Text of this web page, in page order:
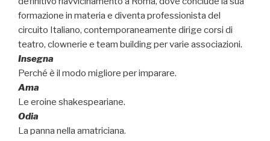
formazione in materia e diventa professionista del
circuito Italiano, contemporaneamente dirige corsi di
teatro, clownerie e team building per varie associazioni.
Insegna
Perché è il modo migliore per imparare.
Ama
Le eroine shakespeariane.
Odia
La panna nella amatriciana.